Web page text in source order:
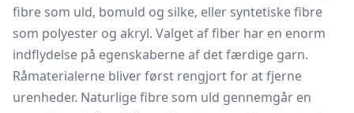
fibre som uld, bomuld og silke, eller syntetiske fibre
som polyester og akryl. Valget af fiber har en enorm
indflydelse på egenskaberne af det færdige garn.
Råmaterialerne bliver først rengjort for at fjerne
urenheder. Naturlige fibre som uld gennemgår en